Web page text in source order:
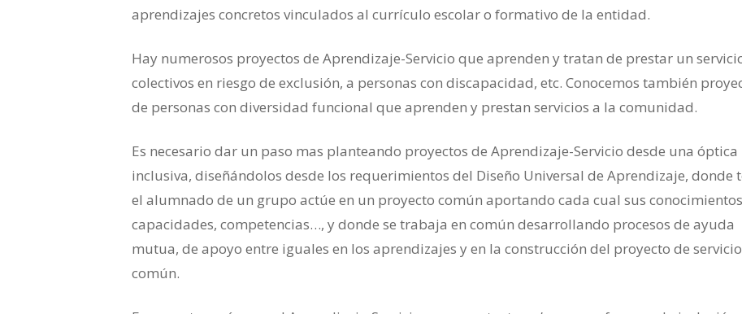
aprendizajes concretos vinculados al currículo escolar o formativo de la entidad.
Hay numerosos proyectos de Aprendizaje-Servicio que aprenden y tratan de prestar un
colectivos en riesgo de exclusión, a personas con discapacidad, etc. Conocemos también
de personas con diversidad funcional que aprenden y prestan servicios a la comunidad.
Es necesario dar un paso mas planteando proyectos de Aprendizaje-Servicio desde una óptica
inclusiva, diseñándolos desde los requerimientos del Diseño Universal de Aprendizaje, donde
el alumnado de un grupo actúe en un proyecto común aportando cada cual sus
capacidades, competencias…, y donde se trabaja en común desarrollando procesos de ayuda
mutua, de apoyo entre iguales en los aprendizajes y en la construcción del proyecto de servicio
común.